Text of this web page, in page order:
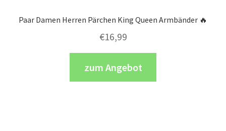
Paar Damen Herren Pärchen King Queen Armbänder 🔥
€16,99
zum Angebot